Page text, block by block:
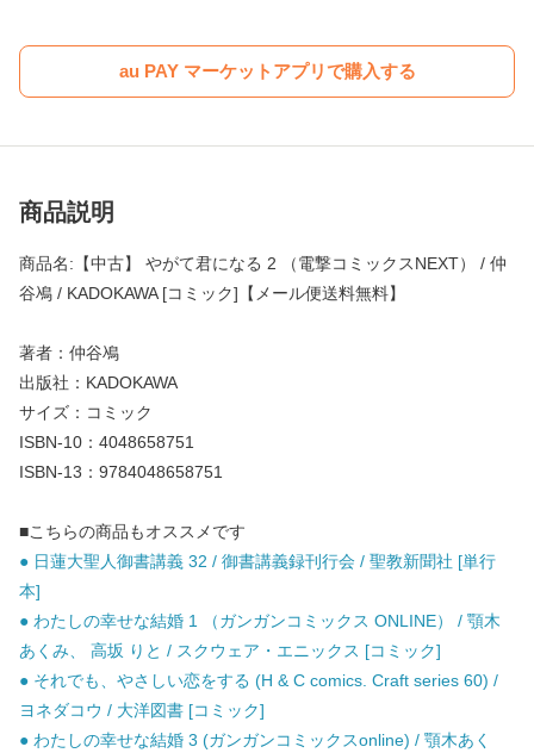
au PAY マーケットアプリで購入する
商品説明
商品名:【中古】 やがて君になる 2 （電撃コミックスNEXT） / 仲
谷鳰 / KADOKAWA [コミック]【メール便送料無料】
著者：仲谷鳰
出版社：KADOKAWA
サイズ：コミック
ISBN-10：4048658751
ISBN-13：9784048658751
■こちらの商品もオススメです
● 日蓮大聖人御書講義 32 / 御書講義録刊行会 / 聖教新聞社 [単行
本]
● わたしの幸せな結婚 1 （ガンガンコミックス ONLINE） / 顎木
あくみ、 高坂 りと / スクウェア・エニックス [コミック]
● それでも、やさしい恋をする (H & C comics. Craft series 60) /
ヨネダコウ / 大洋図書 [コミック]
● わたしの幸せな結婚 3 (ガンガンコミックスonline) / 顎木あく